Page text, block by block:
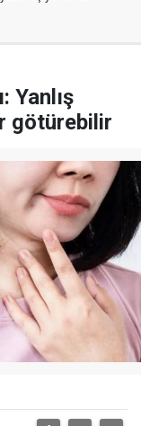
Yanlış
götürebilir